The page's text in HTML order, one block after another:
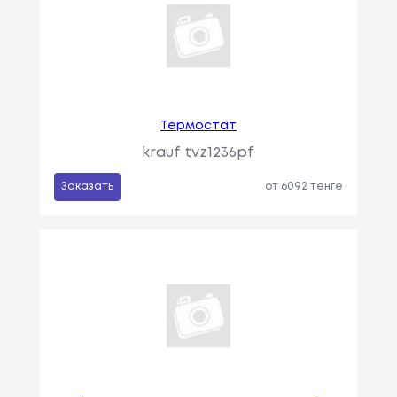
Термостат
krauf tvz1236pf
Заказать от 6092 тенге